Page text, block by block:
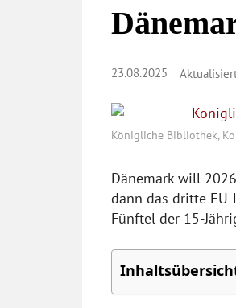
23.08.2025
Königliche Bibliothek,
Dänemark will
dann das dritte
Fünftel der 15-